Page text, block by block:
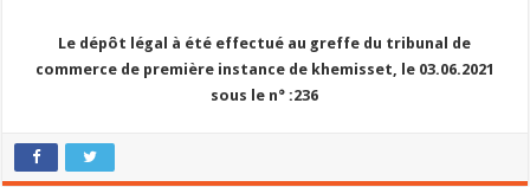
Le dépôt légal à été effectué au greffe du tribunal de
commerce de première instance de khemisset, le 03.06.2021
sous le n° :236